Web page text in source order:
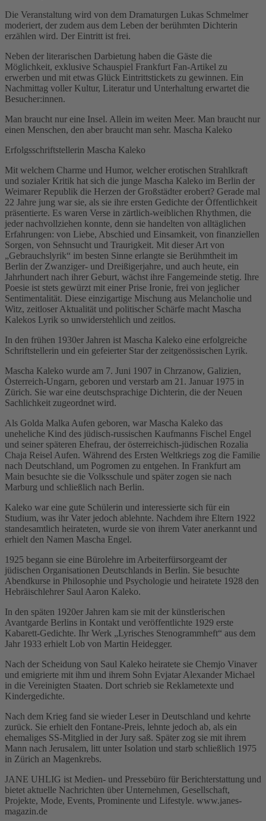
Die Veranstaltung wird von dem Dramaturgen Lukas Schmelmer
moderiert, der zudem aus dem Leben der berühmten Dichterin
erzählen wird. Der Eintritt ist frei.
Neben der literarischen Darbietung haben die Gäste die
Möglichkeit, exklusive Schauspiel Frankfurt Fan-Artikel zu
erwerben und mit etwas Glück Eintrittstickets zu gewinnen. Ein
Nachmittag voller Kultur, Literatur und Unterhaltung erwartet die
Besucher:innen.
Man braucht nur eine Insel. Allein im weiten Meer. Man braucht nur
einen Menschen, den aber braucht man sehr. Mascha Kaleko
Erfolgsschriftstellerin Mascha Kaleko
Mit welchem Charme und Humor, welcher erotischen Strahlkraft
und sozialer Kritik hat sich die junge Mascha Kaleko im Berlin der
Weimarer Republik die Herzen der Großstädter erobert? Gerade mal
22 Jahre jung war sie, als sie ihre ersten Gedichte der Öffentlichkeit
präsentierte. Es waren Verse in zärtlich-weiblichen Rhythmen, die
jeder nachvollziehen konnte, denn sie handelten von alltäglichen
Erfahrungen: von Liebe, Abschied und Einsamkeit, von finanziellen
Sorgen, von Sehnsucht und Traurigkeit. Mit dieser Art von
„Gebrauchslyrik“ im besten Sinne erlangte sie Berühmtheit im
Berlin der Zwanziger- und Dreißigerjahre, und auch heute, ein
Jahrhundert nach ihrer Geburt, wächst ihre Fangemeinde stetig. Ihre
Poesie ist stets gewürzt mit einer Prise Ironie, frei von jeglicher
Sentimentalität. Diese einzigartige Mischung aus Melancholie und
Witz, zeitloser Aktualität und politischer Schärfe macht Mascha
Kalekos Lyrik so unwiderstehlich und zeitlos.
In den frühen 1930er Jahren ist Mascha Kaleko eine erfolgreiche
Schriftstellerin und ein gefeierter Star der zeitgenössischen Lyrik.
Mascha Kaleko wurde am 7. Juni 1907 in Chrzanow, Galizien,
Österreich-Ungarn, geboren und verstarb am 21. Januar 1975 in
Zürich. Sie war eine deutschsprachige Dichterin, die der Neuen
Sachlichkeit zugeordnet wird.
Als Golda Malka Aufen geboren, war Mascha Kaleko das
uneheliche Kind des jüdisch-russischen Kaufmanns Fischel Engel
und seiner späteren Ehefrau, der österreichisch-jüdischen Rozalia
Chaja Reisel Aufen. Während des Ersten Weltkriegs zog die Familie
nach Deutschland, um Pogromen zu entgehen. In Frankfurt am
Main besuchte sie die Volksschule und später zogen sie nach
Marburg und schließlich nach Berlin.
Kaleko war eine gute Schülerin und interessierte sich für ein
Studium, was ihr Vater jedoch ablehnte. Nachdem ihre Eltern 1922
standesamtlich heirateten, wurde sie von ihrem Vater anerkannt und
erhielt den Namen Mascha Engel.
1925 begann sie eine Bürolehre im Arbeiterfürsorgeamt der
jüdischen Organisationen Deutschlands in Berlin. Sie besuchte
Abendkurse in Philosophie und Psychologie und heiratete 1928 den
Hebräischlehrer Saul Aaron Kaleko.
In den späten 1920er Jahren kam sie mit der künstlerischen
Avantgarde Berlins in Kontakt und veröffentlichte 1929 erste
Kabarett-Gedichte. Ihr Werk „Lyrisches Stenogrammheft“ aus dem
Jahr 1933 erhielt Lob von Martin Heidegger.
Nach der Scheidung von Saul Kaleko heiratete sie Chemjo Vinaver
und emigrierte mit ihm und ihrem Sohn Evjatar Alexander Michael
in die Vereinigten Staaten. Dort schrieb sie Reklametexte und
Kindergedichte.
Nach dem Krieg fand sie wieder Leser in Deutschland und kehrte
zurück. Sie erhielt den Fontane-Preis, lehnte jedoch ab, als ein
ehemaliges SS-Mitglied in der Jury saß. Später zog sie mit ihrem
Mann nach Jerusalem, litt unter Isolation und starb schließlich 1975
in Zürich an Magenkrebs.
JANE UHLIG ist Medien- und Pressebüro für Berichterstattung und
bietet aktuelle Nachrichten über Unternehmen, Gesellschaft,
Projekte, Mode, Events, Prominente und Lifestyle. www.janes-
magazin.de